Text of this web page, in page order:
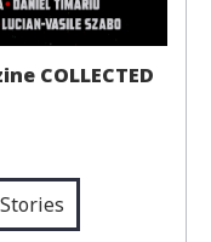
COLLECTED